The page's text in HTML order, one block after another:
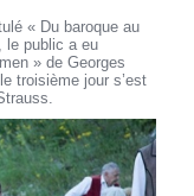
« Du baroque au
le public a eu
» de Georges
troisième jour s’est